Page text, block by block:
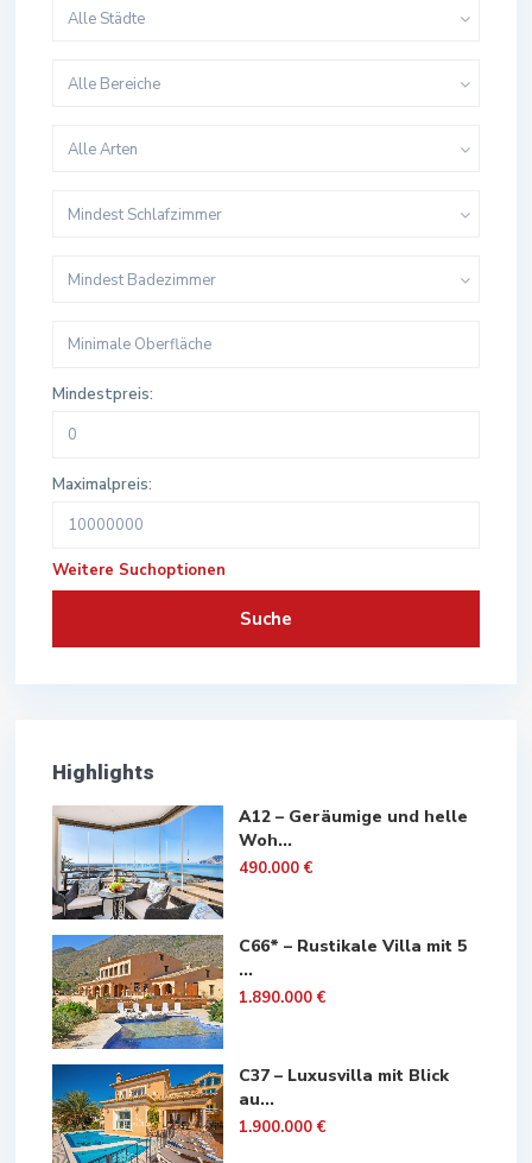
Alle Städte
Alle Bereiche
Alle Arten
Mindest Schlafzimmer
Mindest Badezimmer
Mindestpreis:
Maximalpreis:
Weitere Suchoptionen
Suche
Highlights
A12 – Geräumige und helle
Woh...
490.000 €
C66* – Rustikale Villa mit 5
...
1.890.000 €
C37 – Luxusvilla mit Blick
au...
1.900.000 €